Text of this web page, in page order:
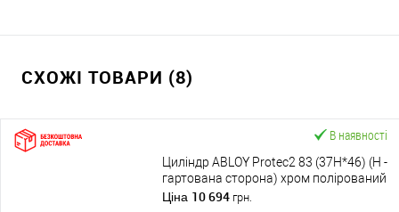
СХОЖІ ТОВАРИ (8)
В наявності
Циліндр ABLOY Protec2 83 (37H*46) (H -
гартована сторона) хром полірований
Ціна 10 694 грн.